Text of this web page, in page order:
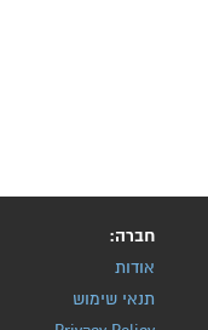
חברה:
אודות
תנאי שימוש